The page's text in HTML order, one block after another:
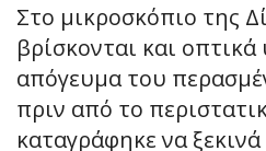
Στο μικροσκόπιο της
βρίσκονται και
απόγευμα του
πριν από το
καταγράφηκε να